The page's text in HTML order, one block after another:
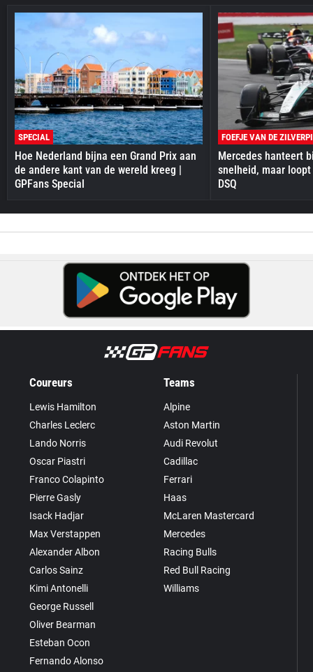
SPECIAL
Hoe Nederland bijna een Grand Prix aan
de andere kant van de wereld kreeg |
GPFans Special
FOEFJE VAN DE
Mercedes hanteert
snelheid, maar
DSQ
Coureurs
Lewis Hamilton
Charles Leclerc
Lando Norris
Oscar Piastri
Franco Colapinto
Pierre Gasly
Isack Hadjar
Max Verstappen
Alexander Albon
Carlos Sainz
Kimi Antonelli
George Russell
Oliver Bearman
Esteban Ocon
Fernando Alonso
Teams
Alpine
Aston Martin
Audi Revolut
Cadillac
Ferrari
Haas
McLaren Mastercard
Mercedes
Racing Bulls
Red Bull Racing
Williams